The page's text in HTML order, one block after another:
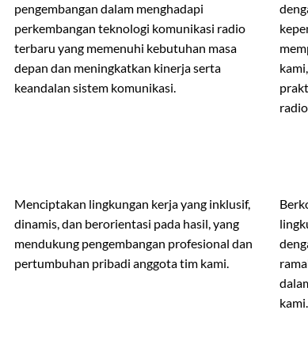
pengembangan dalam menghadapi
perkembangan teknologi komunikasi radio
terbaru yang memenuhi kebutuhan masa
depan dan meningkatkan kinerja serta
keandalan sistem komunikasi.
Menciptakan lingkungan kerja yang inklusif,
dinamis, dan berorientasi pada hasil, yang
mendukung pengembangan profesional dan
pertumbuhan pribadi anggota tim kami.
kami.